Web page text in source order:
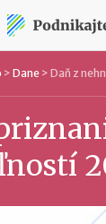
> Dane > Daň z